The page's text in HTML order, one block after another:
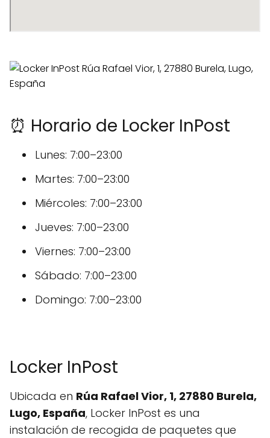
⏰ Horario de Locker InPost
Lunes: 7:00–23:00
Martes: 7:00–23:00
Miércoles: 7:00–23:00
Jueves: 7:00–23:00
Viernes: 7:00–23:00
Sábado: 7:00–23:00
Domingo: 7:00–23:00
Locker InPost
Ubicada en Rúa Rafael Vior, 1, 27880 Burela,
Lugo, España, Locker InPost es una
instalación de recogida de paquetes que